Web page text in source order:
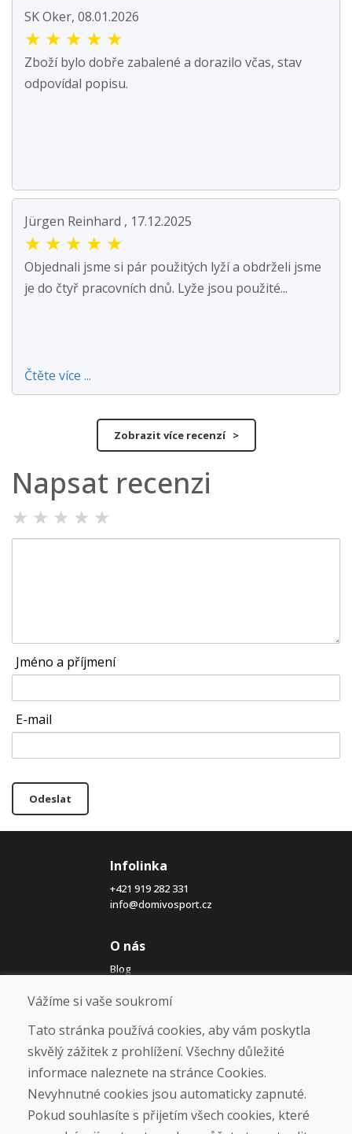
SK Oker, 08.01.2026
★ ★ ★ ★ ★
Zboží bylo dobře zabalené a dorazilo včas, stav
odpovídal popisu.
Jürgen Reinhard , 17.12.2025
★ ★ ★ ★ ★
Objednali jsme si pár použitých lyží a obdrželi jsme
je do čtyř pracovních dnů. Lyže jsou použité...
Čtěte více ...
Zobrazit více recenzí >
Napsat recenzi
★ ★ ★ ★ ★
Jméno a příjmení
E-mail
Odeslat
Infolinka
+421 919 282 331
info@domivosport.cz
O nás
Blog
Prodejna
Nákup
Eshop
Jak posíláme elektrokola
Obchodní podmínky
Doprava
Vážíme si vaše soukromí
Tato stránka používá cookies, aby vám poskytla
skvělý zážitek z prohlížení. Všechny důležité
informace naleznete na stránce Cookies.
Nevyhnutné cookies jsou automaticky zapnuté.
Pokud souhlasíte s přijetím všech cookies, které